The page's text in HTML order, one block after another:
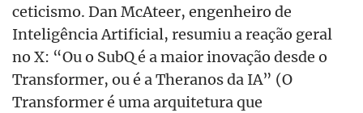
ceticismo. Dan McAteer, engenheiro de
Inteligência Artificial, resumiu a reação geral
no X: “Ou o SubQ é a maior inovação desde o
Transformer, ou é a Theranos da IA” (O
Transformer é uma arquitetura que